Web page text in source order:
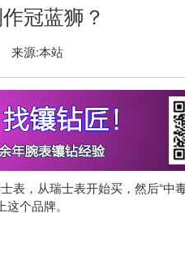
冠蓝狮？​
来源:本站
表，从瑞士表开始买，然后“中
个品牌。